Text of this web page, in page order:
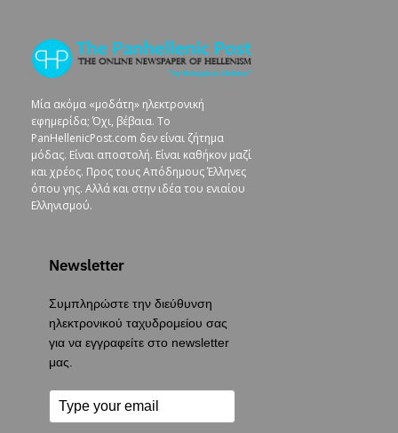
Μία ακόμα «μοδάτη» ηλεκτρονική
εφημερίδα; Όχι, βέβαια. To
PanHellenicPost.com δεν είναι ζήτημα
μόδας. Είναι αποστολή. Είναι καθήκον μαζί
και χρέος. Προς τους Απόδημους Έλληνες
όπου γης. Αλλά και στην ιδέα του ενιαίου
Ελληνισμού.
Newsletter
Συμπληρώστε την διεύθυνση
ηλεκτρονικού ταχυδρομείου σας
για να εγγραφείτε στο newsletter
μας.